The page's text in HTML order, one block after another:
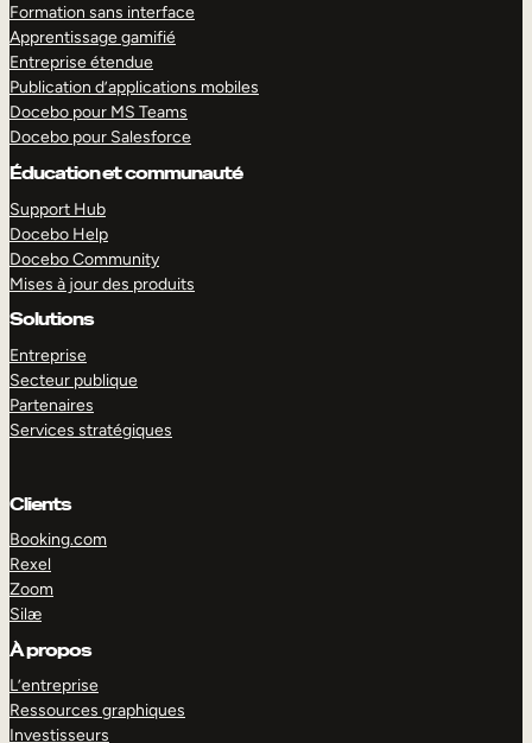
Formation sans interface
Apprentissage gamifié
Entreprise étendue
Publication d’applications mobiles
Docebo pour MS Teams
Docebo pour Salesforce
Éducation et communauté
Support Hub
Docebo Help
Docebo Community
Mises à jour des produits
Solutions
Entreprise
Secteur publique
Partenaires
Services stratégiques
Clients
Booking.com
Rexel
Zoom
Silæ
À propos
L’entreprise
Ressources graphiques
Investisseurs